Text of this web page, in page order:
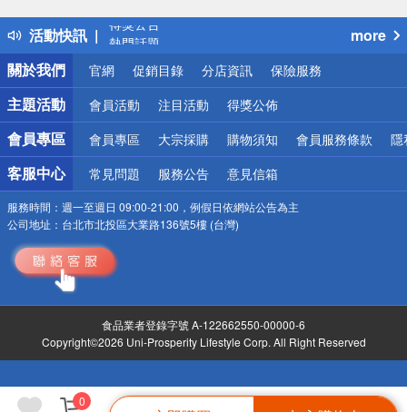
0
活動快訊
得獎公告
熱門話題
銀行優惠
偏遠地區配送
詐騙網頁！請小心！
more
關於我們
官網 促銷目錄 分店資訊 保險服務
主題活動 會員活動 注目活動 得獎公佈
會員專區 會員專區 大宗採購 購物須知 會員服務條款 隱
客服中心 常見問題 服務公告 意見信箱
服務時間： 週一至週日 09:00-21:00，例假日依網站公告為主
公司地址： 台北市北投區大業路136號5樓 (台灣)
食品業者登錄字號 A-122662550-00000-6
Copyright©2026 Uni-Prosperity Lifestyle Corp. All Right Reserved